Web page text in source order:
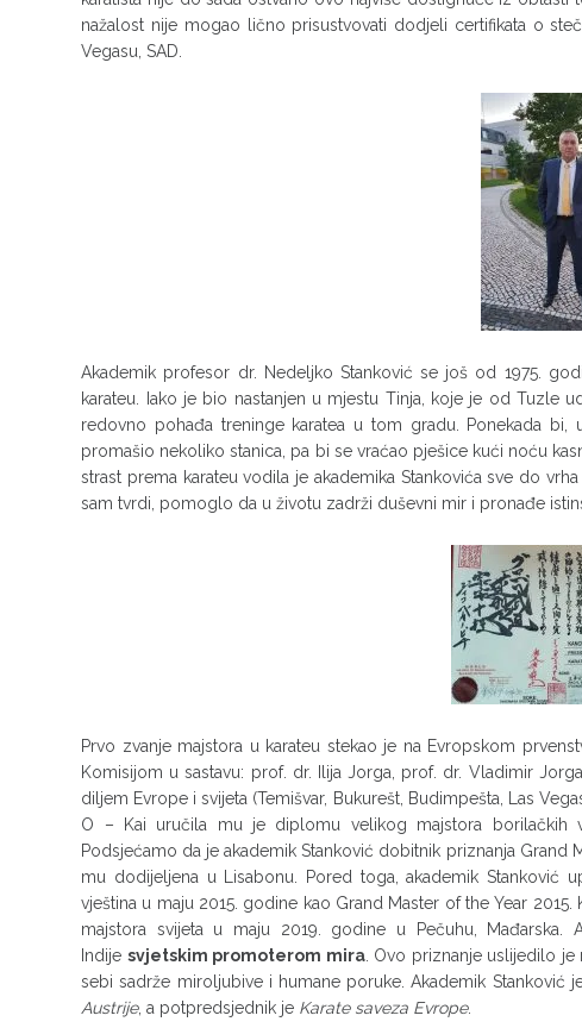
nažalost nije mogao lično prisustvovati dodjeli certifikata o
Vegasu, SAD.
Akademik profesor dr. Nedeljko Stanković se još od 1975.
karateu. Iako je bio nastanjen u mjestu Tinja, koje je od Tuzle
redovno pohađa treninge karatea u tom gradu. Ponekada
promašio nekoliko stanica, pa bi se vraćao pješice kući noću
strast prema karateu vodila je akademika Stankovića sve do
sam tvrdi, pomoglo da u životu zadrži duševni mir i pronađe
Prvo zvanje majstora u karateu stekao je na Evropskom
Komisijom u sastavu: prof. dr. Ilija Jorga, prof. dr. Vladimir
diljem Evrope i svijeta (Temišvar, Bukurešt, Budimpešta, Las
O – Kai uručila mu je diplomu velikog majstora borilačkih
Podsjećamo da je akademik Stanković dobitnik priznanja Grand
mu dodijeljena u Lisabonu. Pored toga, akademik Stanković
vještina u maju 2015. godine kao Grand Master of the Year
majstora svijeta u maju 2019. godine u Pečuhu,
Indije svjetskim promoterom mira. Ovo priznanje uslijedilo je
sebi sadrže miroljubive i humane poruke. Akademik Stanković
Austrije, a potpredsjednik je Karate saveza Evrope.